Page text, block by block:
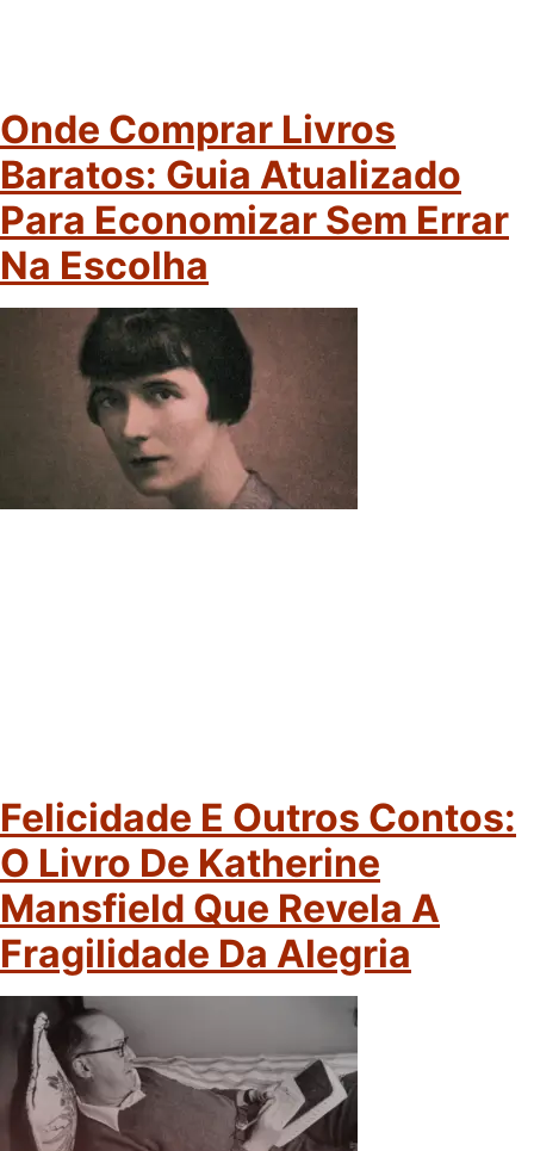
Onde Comprar Livros
Baratos: Guia Atualizado
Para Economizar Sem Errar
Na Escolha
Felicidade E Outros Contos:
O Livro De Katherine
Mansfield Que Revela A
Fragilidade Da Alegria